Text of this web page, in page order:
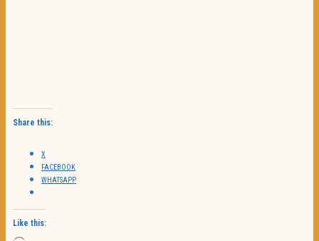
Share this:
X
FACEBOOK
WHATSAPP
Like this: